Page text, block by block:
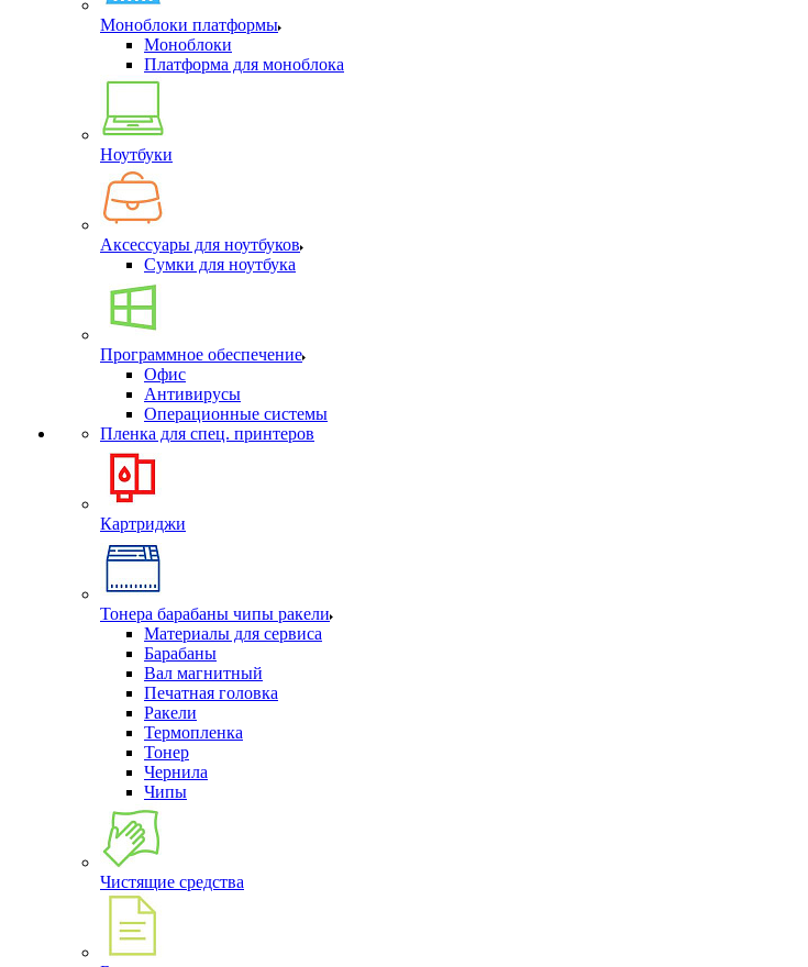
Моноблоки платформы
Моноблоки
Платформа для моноблока
Ноутбуки
Аксессуары для ноутбуков
Сумки для ноутбука
Программное обеспечение
Офис
Антивирусы
Операционные системы
Пленка для спец. принтеров
Картриджи
Тонера барабаны чипы ракели
Материалы для сервиса
Барабаны
Вал магнитный
Печатная головка
Ракели
Термопленка
Тонер
Чернила
Чипы
Чистящие средства